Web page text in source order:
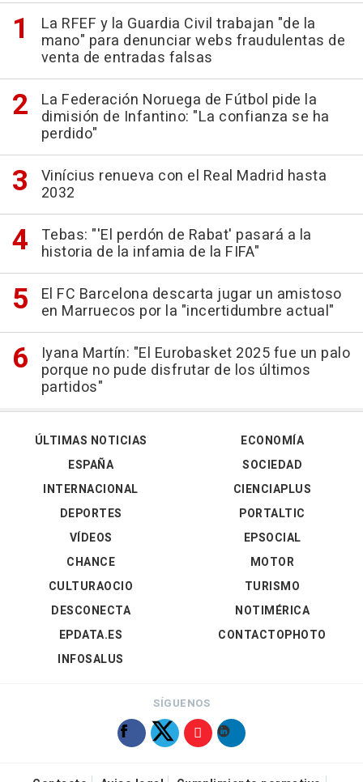
La RFEF y la Guardia Civil trabajan "de la
mano" para denunciar webs fraudulentas de
venta de entradas falsas
La Federación Noruega de Fútbol pide la
dimisión de Infantino: "La confianza se ha
perdido"
Vinícius renueva con el Real Madrid hasta
2032
Tebas: "'El perdón de Rabat' pasará a la
historia de la infamia de la FIFA"
El FC Barcelona descarta jugar un amistoso
en Marruecos por la "incertidumbre actual"
Iyana Martín: "El Eurobasket 2025 fue un palo
porque no pude disfrutar de los últimos
partidos"
ÚLTIMAS NOTICIAS
ESPAÑA
INTERNACIONAL
DEPORTES
VÍDEOS
ECONOMÍA
SOCIEDAD
CIENCIAPLUS
PORTALTIC
EPSOCIAL
CHANCE
CULTURAOCIO
DESCONECTA
EPDATA.ES
INFOSALUS
MOTOR
TURISMO
NOTIMÉRICA
CONTACTOPHOTO
SÍGUENOS